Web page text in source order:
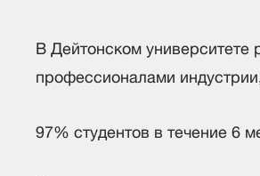
В Дейтонском университете
профессионалами
97% студентов в течение 6